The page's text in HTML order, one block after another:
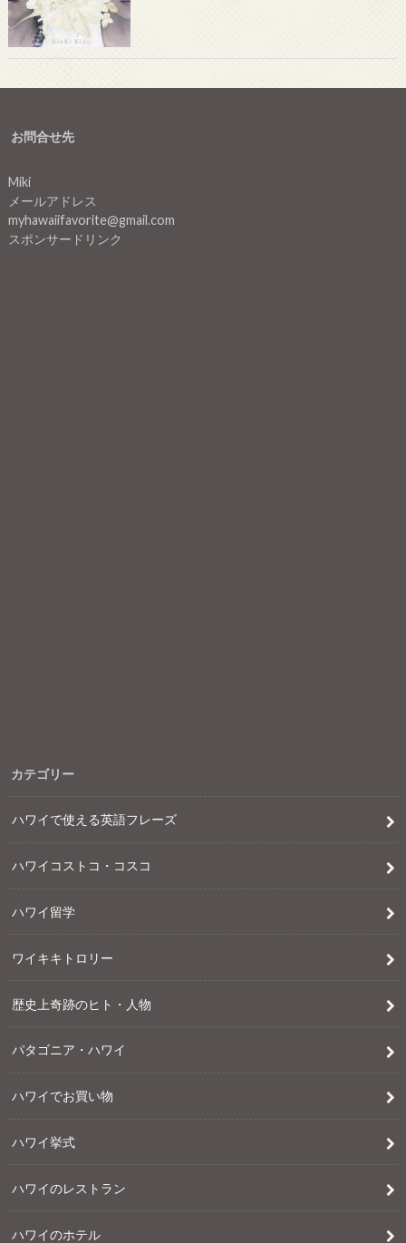
お問合せ先
Miki
メールアドレス
myhawaiifavorite@gmail.com
スポンサードリンク
カテゴリー
ハワイで使える英語フレーズ
ハワイコストコ・コスコ
ハワイ留学
ワイキキトロリー
歴史上奇跡のヒト・人物
パタゴニア・ハワイ
ハワイでお買い物
ハワイ挙式
ハワイのレストラン
ハワイのホテル